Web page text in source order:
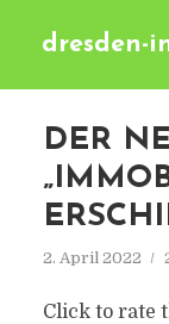
dresden-
DER
2. April 2022
Click to rate